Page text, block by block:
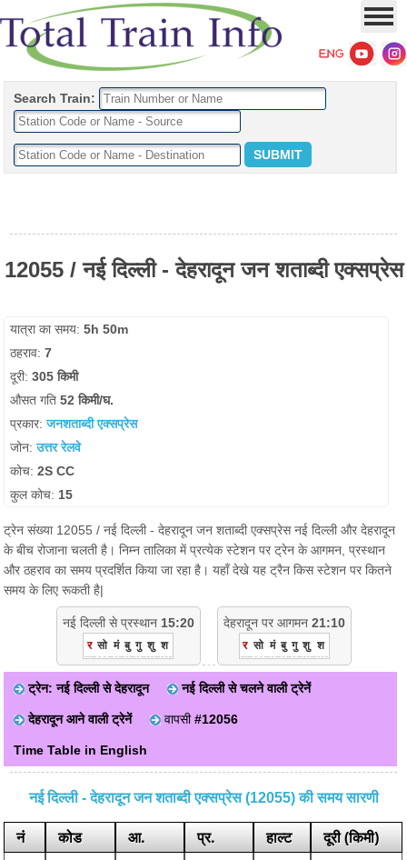
Search Train:
12055 / नई दिल्ली - देहरादून जन शताब्दी एक्सप्रेस
यात्रा का समय:5h 50m
ठहराव:7
दूरी:305 किमी
औसत गति52 किमी/घ.
प्रकार:जनशताब्दी एक्सप्रेस
जोन:उत्तर रेलवे
कोच:2S CC
कुल कोच: 15
ट्रेन संख्या 12055 / नई दिल्ली - देहरादून जन शताब्दी एक्सप्रेस नई दिल्ली और देहरादून
के बीच रोजाना चलती है। निम्न तालिका में प्रत्येक स्टेशन पर ट्रेन के आगमन, प्रस्थान
और ठहराव का समय प्रदर्शित किया जा रहा है। यहाँ देखे यह ट्रैन किस स्टेशन पर कितने
समय के लिए रूकती है|
नई दिल्ली से प्रस्थान 15:20
र सो मं बु गु शु श
देहरादून पर आगमन 21:10
र सो मं बु गु शु श
ट्रेन: नई दिल्ली से देहरादून नई दिल्ली से चलने वाली ट्रेनें
देहरादून आने वाली ट्रेनें वापसी#12056
Time Table in English
नई दिल्ली - देहरादून जन शताब्दी एक्सप्रेस (12055) की समय सारणी
नं कोड आ. प्र. हाल्ट
दूरी (किमी)